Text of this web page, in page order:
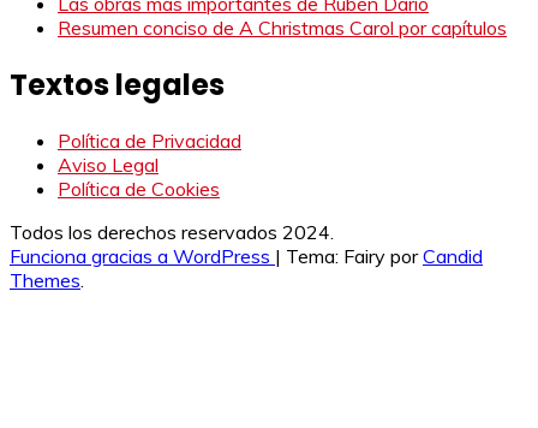
Resumen conciso de A Christmas Carol por capítulos
Textos legales
Política de Privacidad
Aviso Legal
Política de Cookies
Todos los derechos reservados 2024.
Funciona gracias a WordPress | Tema: Fairy porCandid
Themes.